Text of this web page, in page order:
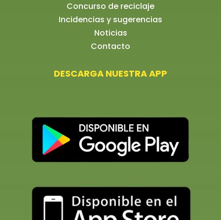
Concurso de reciclaje
Incidencias y sugerencias
Noticias
Contacto
DESCARGA NUESTRA APP